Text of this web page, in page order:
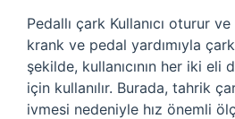
Pedallı çark Kullanıcı oturur
krank ve pedal yardımıyla
şekilde, kullanıcının her iki eli
için kullanılır. Burada, tahrik
ivmesi nedeniyle hız önemli